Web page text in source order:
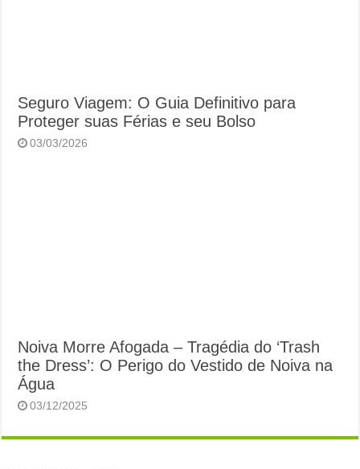
Seguro Viagem: O Guia Definitivo para
Proteger suas Férias e seu Bolso
03/03/2026
Noiva Morre Afogada – Tragédia do ‘Trash
the Dress’: O Perigo do Vestido de Noiva na
Água
03/12/2025